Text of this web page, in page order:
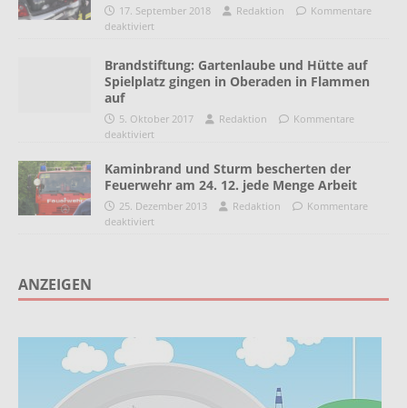
17. September 2018 Redaktion
Kommentare
deaktiviert
Brandstiftung: Gartenlaube und Hütte auf
Spielplatz gingen in Oberaden in Flammen
auf
5. Oktober 2017 Redaktion
Kommentare
deaktiviert
Kaminbrand und Sturm bescherten der
Feuerwehr am 24. 12. jede Menge Arbeit
25. Dezember 2013 Redaktion
Kommentare
deaktiviert
ANZEIGEN